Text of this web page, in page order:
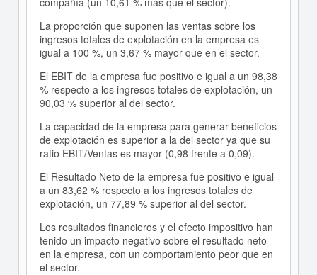
La proporción que suponen las ventas sobre los
ingresos totales de explotación en la empresa es
igual a 100 %, un 3,67 % mayor que en el sector.
El EBIT de la empresa fue positivo e igual a un 98,38
% respecto a los ingresos totales de explotación, un
90,03 % superior al del sector.
La capacidad de la empresa para generar beneficios
de explotación es superior a la del sector ya que su
ratio EBIT/Ventas es mayor (0,98 frente a 0,09).
El Resultado Neto de la empresa fue positivo e igual
a un 83,62 % respecto a los ingresos totales de
explotación, un 77,89 % superior al del sector.
Los resultados financieros y el efecto impositivo han
tenido un impacto negativo sobre el resultado neto
en la empresa, con un comportamiento peor que en
el sector.